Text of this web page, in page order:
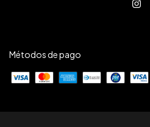
Métodos de pago